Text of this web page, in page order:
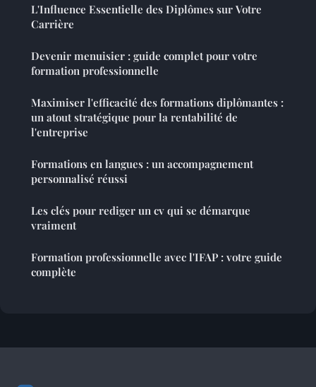
L'Influence Essentielle des Diplômes sur Votre
Carrière
Devenir menuisier : guide complet pour votre
formation professionnelle
Maximiser l'efficacité des formations diplômantes :
un atout stratégique pour la rentabilité de
l'entreprise
Formations en langues : un accompagnement
personnalisé réussi
Les clés pour rediger un cv qui se démarque
vraiment
Formation professionnelle avec l'IFAP : votre guide
complète